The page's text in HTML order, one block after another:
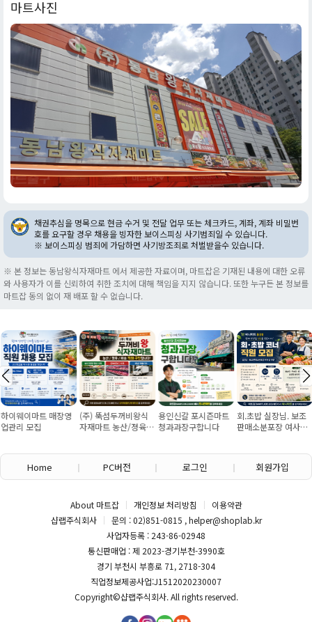
마트사진
채권추심을 명목으로 현금 수거 및 전달 업무 또는 체크카드, 계좌, 계좌 비밀번
호를 요구할 경우 채용을 빙자한 보이스피싱 사기범죄일 수 있습니다.
※ 보이스피싱 범죄에 가담하면 사기방조죄로 처벌받을수 있습니다.
※ 본 정보는 동남왕식자재마트 에서 제공한 자료이며, 마트잡은 기재된 내용에 대한 오류
와 사용자가 이를 신뢰하여 취한 조치에 대해 책임을 지지 않습니다. 또한 누구든 본 정보를
마트잡 동의 없이 재 배포 할 수 없습니다.
하이웨이마트 매장영
업관리 모집
(주) 뚝섬두꺼비왕식
자재마트 농산/졍육/
용인신갈 포시즌마트
청과과장구합니다
회.초밥 실장님. 보조
판매소분포장 여사님
Home PC버전 로그인 회원가입
About 마트잡 개인정보 처리방침
이용약관
샵랩주식회사
문의 : 02)851-0815 , helper@shoplab.kr
사업자등록 : 243-86-02948
통신판매업 : 제 2023-경기부천-3990호
경기 부천시 부흥로 71, 2718-304
직업정보제공사업:J1512020230007
Copyright©샵랩주식회사. All rights reserved.